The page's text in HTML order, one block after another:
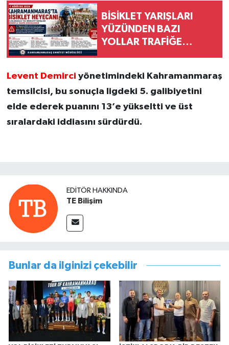
BİSİKLET YARIŞLARI
YÜZÜNDEN BAZI
YOLLAR TRAFİĞE
Levent Demirci yönetimindeki Kahramanmaraş
temsilcisi, bu sonuçla ligdeki 5. galibiyetini
elde ederek puanını 13’e yükseltti ve üst
sıralardaki iddiasını sürdürdü.
EDITÖR HAKKINDA
TE Bilişim
Bunlar da ilginizi çekebilir